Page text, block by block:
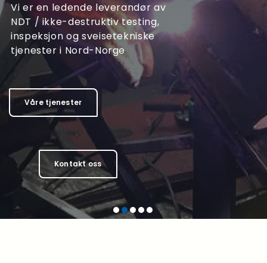
Vi er en ledende
leverandør av NDT / ikke-
destruktiv testing,
inspeksjon og
sveisetekniske tjenester i
Nord-Norge
Våre tjenester
Kontakt oss
Vi er en ledende leverandør av
NDT / ikke-destruktiv testing,
inspeksjon og sveisetekniske
tjenester i Nord-Norge
Våre tjenester
Kontakt oss